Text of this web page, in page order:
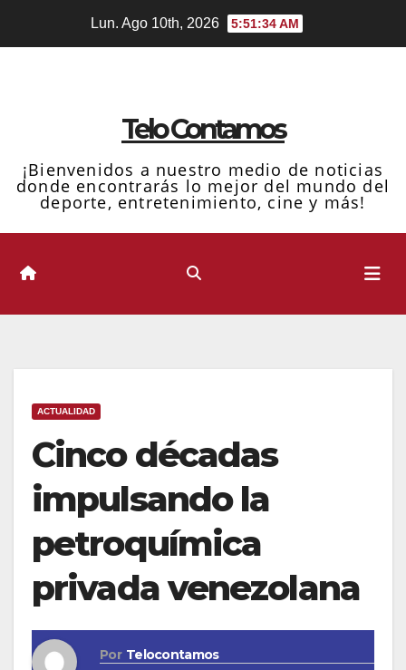
Lun. Ago 10th, 2026 5:51:35 AM
Telo Contamos
¡Bienvenidos a nuestro medio de noticias
donde encontrarás lo mejor del mundo del
deporte, entretenimiento, cine y más!
ACTUALIDAD
Cinco décadas
impulsando la
petroquímica
privada venezolana
Por Telocontamos